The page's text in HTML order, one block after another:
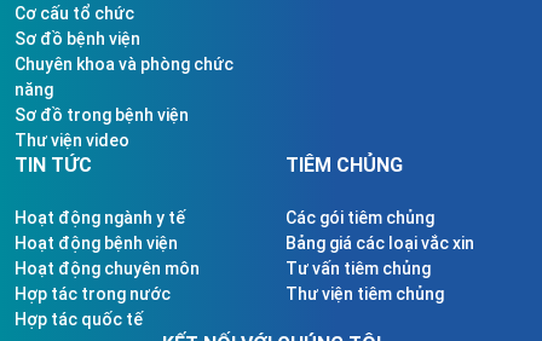
Cơ cấu tổ chức
Sơ đồ bệnh viện
Chuyên khoa và phòng chức
năng
Sơ đồ trong bệnh viện
Thư viện video
TIN TỨC
Hoạt động ngành y tế
Hoạt động bệnh viện
Hoạt động chuyên môn
Hợp tác trong nước
Hợp tác quốc tế
TIÊM CHỦNG
Các gói tiêm chủng
Bảng giá các loại vắc xin
Tư vấn tiêm chủng
Thư viện tiêm chủng